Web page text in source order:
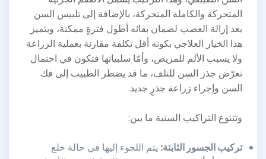
المتحركة والكاملة المتحركة، بالإضافة إلى تلبيس السن
بعد إزالة العصب لضمان بقائه أطول فترةٍ ممكنة، ويتميز
هذا الخيار العلاجي بكونه أقل تكلفة مقارنة بعملية الزراعة
ولا يسبب الألم للمريض، وأمّا سلبياتها فتكون في احتمال
تعرّض جذر السن للتلف، ما قد يضطر الطبيب إلى فك
السن وإجراء زراعة جذرٍ جديد.
وتتنوع التراكيب السنية ما بين:
تركيب الجسور الثابتة: يتم اللجوء إليها في حالة خلع